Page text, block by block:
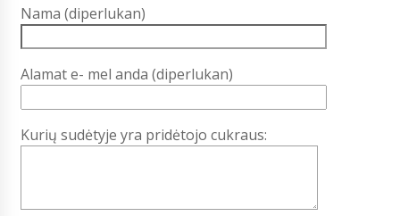
Nama (diperlukan)
Alamat e- mel anda (diperlukan)
Kurių sudėtyje yra pridėtojo cukraus: